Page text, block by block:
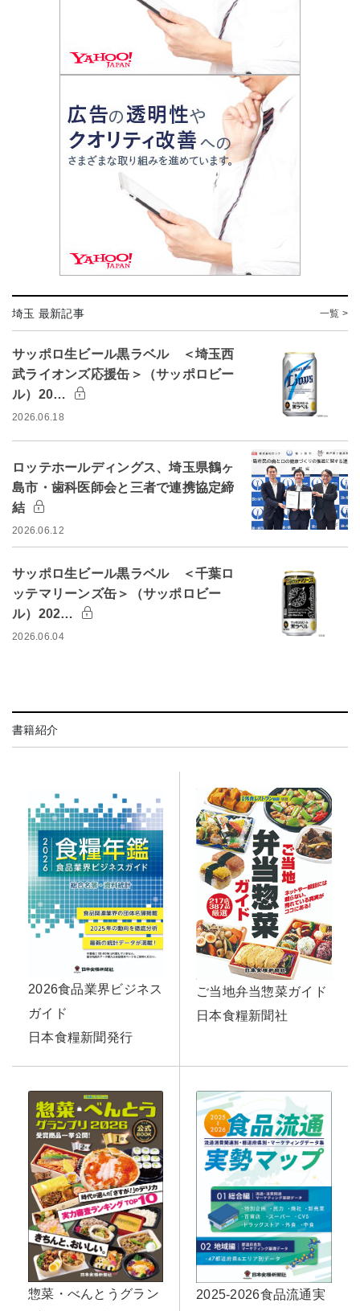
埼玉 最新記事 一覧 >
サッポロ生ビール黒ラベル ＜埼玉西
武ライオンズ応援缶＞（サッポロビー
ル）20…
2026.06.18
ロッテホールディングス、埼玉県鶴ヶ
島市・歯科医師会と三者で連携協定締
結
2026.06.12
サッポロ生ビール黒ラベル ＜千葉ロ
ッテマリーンズ缶＞（サッポロビー
ル）202…
2026.06.04
書籍紹介
2026食品業界ビジネス
ガイド
日本食糧新聞発行
ご当地弁当惣菜ガイド
日本食糧新聞社
惣菜・べんとうグラン
2025-2026食品流通実